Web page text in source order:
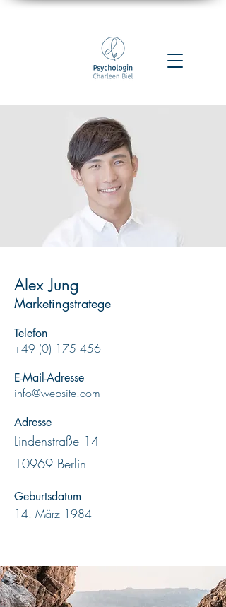
Alex Jung
Marketingstratege
Telefon
+49 (0) 175 456
E-Mail-Adresse
info@website.com
Adresse
Lindenstraße 14
10969 Berlin
Geburtsdatum
14. März 1984